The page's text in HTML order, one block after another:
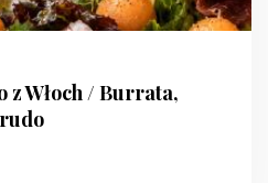
z Włoch / Burrata,